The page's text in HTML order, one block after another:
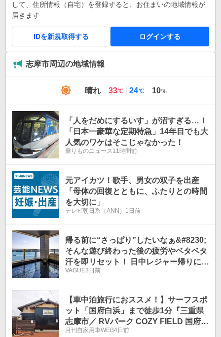
して、住所情報（自宅）を登録すると、お住まいの地域情報が
届きます
IDを新規取得する ログインする
志摩市周辺の地域情報
晴れ
最
温
33℃
最
温
24℃ 10%
「人をだめにするいす」が沼すぎる…！
「日本一豪華な定期特急」14年目でも大
人気のワケはそこじゃなかった！
乗りものニュース 11時間前
元アイカツ！歌手、男女の双子を出産
「母体の回復とともに、ふたりとの時間
を大切に」
テレビ朝日系（ANN） 1日前
帰る前に“さっぱり”したいなぁ&#8230;
そんな遊び終わった後の疲労やベタベタ
汗を即リセット！ 日中レジャー帰りにそ
のまま立ち寄れちゃう「温泉地」3選
VAGUE3日前
【車中泊旅行におススメ！】サーフスポ
ット「国府白浜」まで徒歩1分『三重県
志摩市／ RVパーク COZY FIELD 国府白
浜 』
月刊自家用車WEB4日前